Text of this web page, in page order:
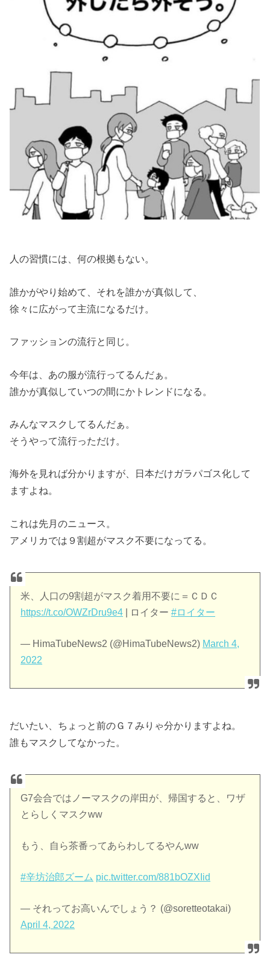
人の習慣には、何の根拠もない。
誰かがやり始めて、それを誰かが真似して、
徐々に広がって主流になるだけ。
ファッションの流行と同じ。
今年は、あの服が流行ってるんだぁ。
誰かが真似していつの間にかトレンドになる。
みんなマスクしてるんだぁ。
そうやって流行っただけ。
海外を見れば分かりますが、日本だけガラパゴス化して
ますよね。
これは先月のニュース。
アメリカでは９割超がマスク不要になってる。
米、人口の9割超がマスク着用不要に＝ＣＤＣ
https://t.co/OWZrDru9e4 | ロイター#ロイター
— HimaTubeNews2 (@HimaTubeNews2) March 4,
2022
だいたい、ちょっと前のＧ７みりゃ分かりますよね。
誰もマスクしてなかった。
G7会合ではノーマスクの岸田が、帰国すると、ワザ
とらしくマスクww
もう、自ら茶番ってあらわしてるやんww
#辛坊治郎ズーム pic.twitter.com/881bOZXIid
— それってお高いんでしょう？ (@soretteotakai)
April 4, 2022